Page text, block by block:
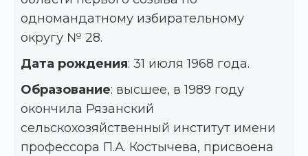
одномандатному избирательному
округу № 28.
Дата рождения: 31 июля 1968 года.
Образование: высшее, в 1989 году
окончила Рязанский
сельскохозяйственный институт имени
профессора П.А. Костычева, присвоена